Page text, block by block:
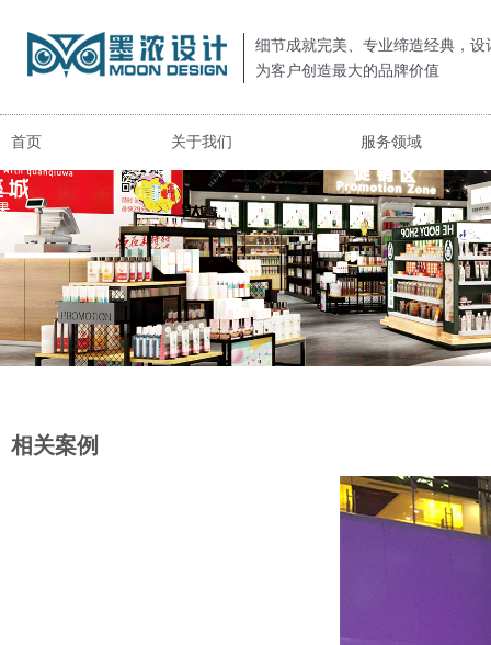
细节成就完美、专业缔造经典，设
为客户创造最大的品牌价值
首页 关于我们 服务领域
相关案例